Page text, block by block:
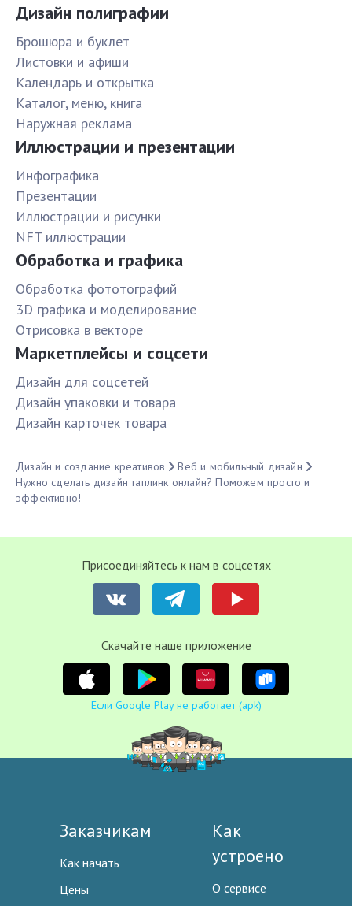
Дизайн полиграфии
Брошюра и буклет
Листовки и афиши
Календарь и открытка
Каталог, меню, книга
Наружная реклама
Иллюстрации и презентации
Инфографика
Презентации
Иллюстрации и рисунки
NFT иллюстрации
Обработка и графика
Обработка фототографий
3D графика и моделирование
Отрисовка в векторе
Маркетплейсы и соцсети
Дизайн для соцсетей
Дизайн упаковки и товара
Дизайн карточек товара
Дизайн и создание креативов
Веб и мобильный дизайн
Нужно сделать дизайн таплинк онлайн? Поможем просто и
эффективно!
Присоединяйтесь к нам в соцсетях
Cкачайте наше приложение
Если Google Play не работает (apk)
Заказчикам
Как начать
Цены
Как
устроено
О сервисе